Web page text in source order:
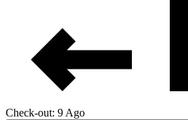
Check-out: 9 Ago